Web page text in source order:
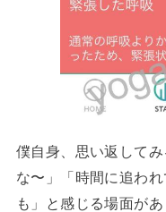
僕自身、思い返して
な〜」「時間に追わ
も」と感じる場面があ